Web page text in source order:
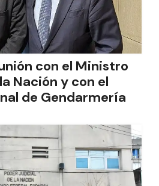
con el Ministro
Nación y con el
de Gendarmería